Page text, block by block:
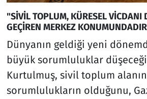
"SİVİL TOPLUM, KÜRESEL VİCDANI
GEÇİREN MERKEZ
Dünyanın geldiği yeni
büyük sorumluluklar
Kurtulmuş, sivil toplum
sorumlulukların olduğunu,